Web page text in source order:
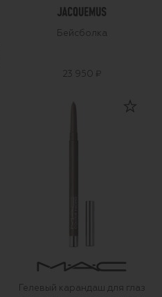
Бейсболка
23 950 ₽
Гелевый карандаш для глаз